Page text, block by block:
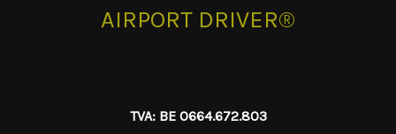
AIRPORT DRIVER®
TVA: BE 0664.672.803